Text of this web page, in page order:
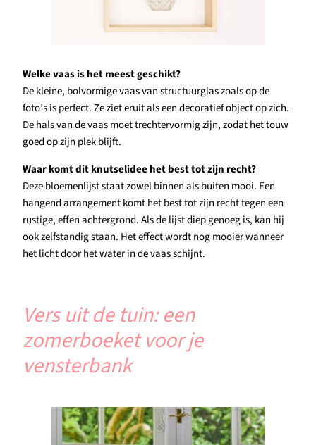
Welke vaas is het meest geschikt?
De kleine, bolvormige vaas van structuurglas zoals op de
foto’s is perfect. Ze ziet eruit als een decoratief object op zich.
De hals van de vaas moet trechtervormig zijn, zodat het touw
goed op zijn plek blijft.
Waar komt dit knutselidee het best tot zijn recht?
Deze bloemenlijst staat zowel binnen als buiten mooi. Een
hangend arrangement komt het best tot zijn recht tegen een
rustige, effen achtergrond. Als de lijst diep genoeg is, kan hij
ook zelfstandig staan. Het effect wordt nog mooier wanneer
het licht door het water in de vaas schijnt.
Vers uit de tuin: een
zomerboeket voor je
vensterbank